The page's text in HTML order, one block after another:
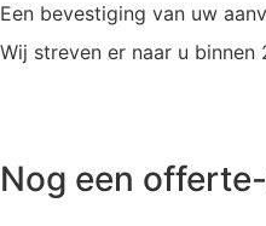
Een bevestiging van uw
Wij streven er naar u
Nog een